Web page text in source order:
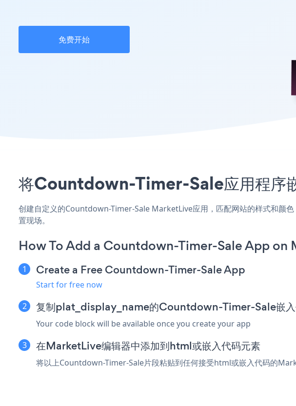
免费开始
将Countdown-Timer-Sale应用程序
创建自定义的Countdown-Timer-Sale MarketLive应用，匹配网站的样式和颜
置现场。
How To Add a Countdown-Timer-Sale App on
Create a Free Countdown-Timer-Sale App
Start for free now
复制plat_display_name的Countdown-Timer-Sale嵌入
Your code block will be available once you create your app
在MarketLive编辑器中添加到html或嵌入代码元素
将以上Countdown-Timer-Sale片段粘贴到任何接受html或嵌入代码的